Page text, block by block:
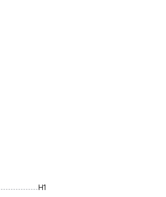
H1